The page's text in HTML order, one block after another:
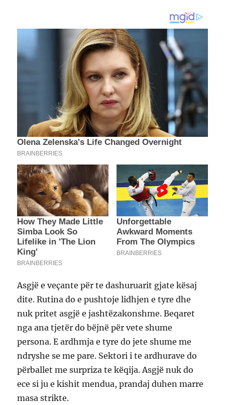
Asgjë e veçante për te dashuruarit gjate kësaj
dite. Rutina do e pushtoje lidhjen e tyre dhe
nuk pritet asgjë e jashtëzakonshme. Beqaret
nga ana tjetër do bëjnë për vete shume
persona. E ardhmja e tyre do jete shume me
ndryshe se me pare. Sektori i te ardhurave do
përballet me surpriza te këqija. Asgjë nuk do
ece si ju e kishit mendua, prandaj duhen marre
masa strikte.